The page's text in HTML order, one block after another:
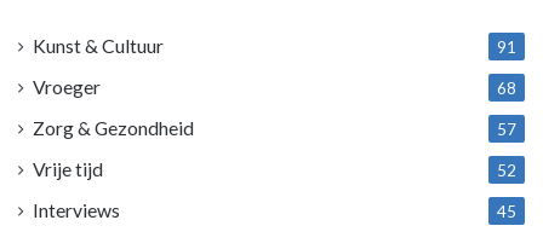
Kunst & Cultuur 91
Vroeger 68
Zorg & Gezondheid 57
Vrije tijd 52
Interviews 45